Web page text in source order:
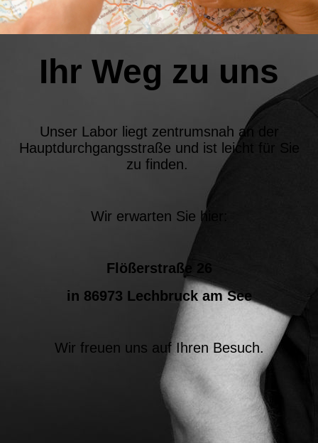
Ihr Weg zu uns
Unser Labor liegt zentrumsnah an der
Hauptdurchgangsstraße und ist leicht für Sie
zu finden.
Wir erwarten Sie hier:
Flößerstraße 26
in 86973 Lechbruck am See
Wir freuen uns auf Ihren Besuch.